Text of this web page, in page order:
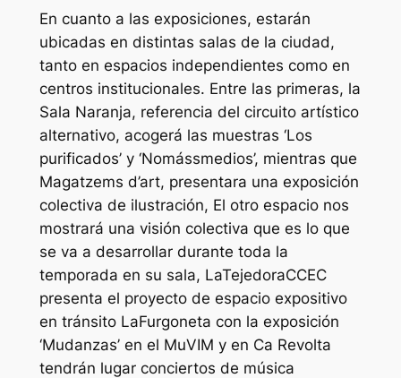
En cuanto a las exposiciones, estarán
ubicadas en distintas salas de la ciudad,
tanto en espacios independientes como en
centros institucionales. Entre las primeras, la
Sala Naranja, referencia del circuito artístico
alternativo, acogerá las muestras ‘Los
purificados’ y ‘Nomássmedios’, mientras que
Magatzems d’art, presentara una exposición
colectiva de ilustración, El otro espacio nos
mostrará una visión colectiva que es lo que
se va a desarrollar durante toda la
temporada en su sala, LaTejedoraCCEC
presenta el proyecto de espacio expositivo
en tránsito LaFurgoneta con la exposición
‘Mudanzas’ en el MuVIM y en Ca Revolta
tendrán lugar conciertos de música